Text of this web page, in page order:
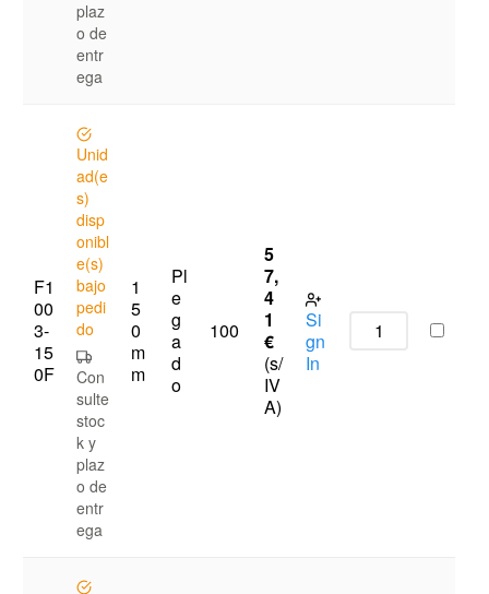
plaz
o de
entr
ega
F1
00
3-
15
0F
Unid
ad(e
s)
disp
onibl
e(s)
bajo
pedi
do
Con
sulte
stoc
k y
plaz
o de
entr
ega
1
5
0
m
m
Pl
e
g
a
d
o
100
5
7,
4
1
€
(s/
IV
A)
Si
gn
In